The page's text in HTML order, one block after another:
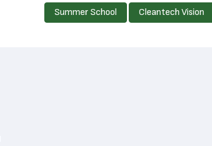
Summer School Cleantech Vision